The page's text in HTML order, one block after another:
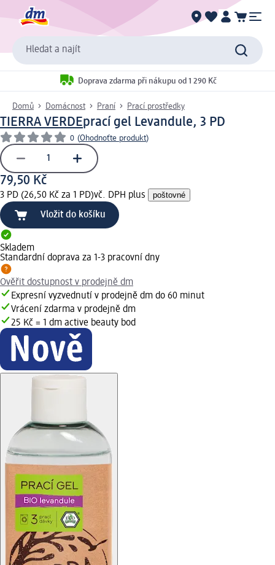
Hledat a najít
Doprava zdarma při nákupu od 1 290 Kč
Domů Domácnost Praní Prací prostředky
TIERRA VERDEprací gel Levandule, 3 PD
0 (Ohodnoťte produkt)
79,50 Kč
3 PD (26,50 Kč za 1 PD)vč. DPH plus poštovné
Vložit do košíku
Skladem
Standardní doprava za 1-3 pracovní dny
Ověřit dostupnost v prodejně dm
Expresní vyzvednutí v prodejně dm do 60 minut
Vrácení zdarma v prodejně dm
25 Kč = 1 dm active beauty bod